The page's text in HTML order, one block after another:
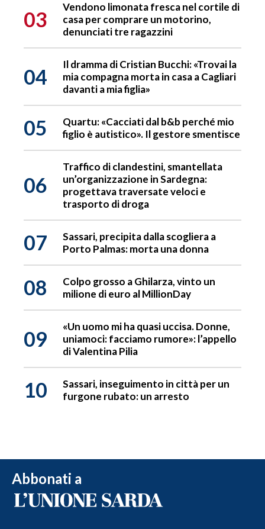
03
Vendono limonata fresca nel cortile di
casa per comprare un motorino,
denunciati tre ragazzini
04
Il dramma di Cristian Bucchi: «Trovai la
mia compagna morta in casa a Cagliari
davanti a mia figlia»
05
Quartu: «Cacciati dal b&b perché mio
figlio è autistico». Il gestore smentisce
06
Traffico di clandestini, smantellata
un’organizzazione in Sardegna:
progettava traversate veloci e
trasporto di droga
07
Sassari, precipita dalla scogliera a
Porto Palmas: morta una donna
08
Colpo grosso a Ghilarza, vinto un
milione di euro al MillionDay
09
«Un uomo mi ha quasi uccisa. Donne,
uniamoci: facciamo rumore»: l’appello
di Valentina Pilia
10
Sassari, inseguimento in città per un
furgone rubato: un arresto
Abbonati a